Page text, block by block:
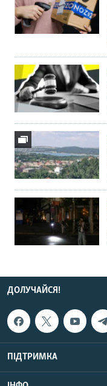
ДОЛУЧАЙСЯ!
ПІДТРИМКА